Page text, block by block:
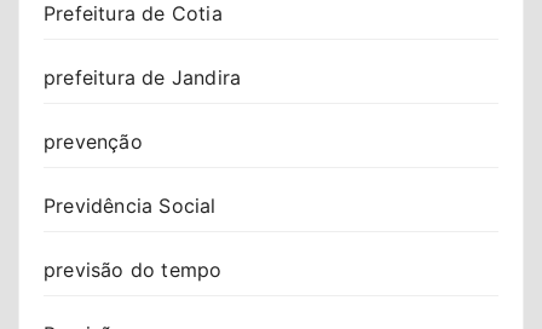
Prefeitura de Cotia
prefeitura de Jandira
prevenção
Previdência Social
previsão do tempo